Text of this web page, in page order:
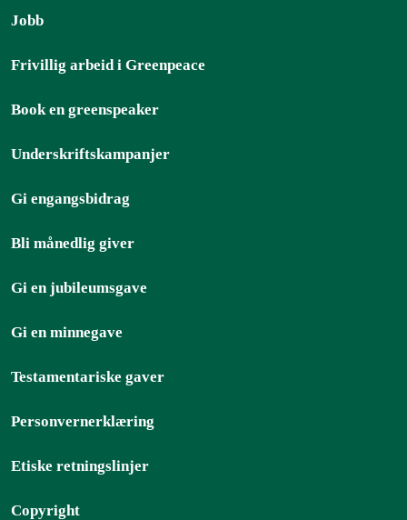
Jobb
Frivillig arbeid i Greenpeace
Book en greenspeaker
Underskriftskampanjer
Gi engangsbidrag
Bli månedlig giver
Gi en jubileumsgave
Gi en minnegave
Testamentariske gaver
Personvernerklæring
Etiske retningslinjer
Copyright